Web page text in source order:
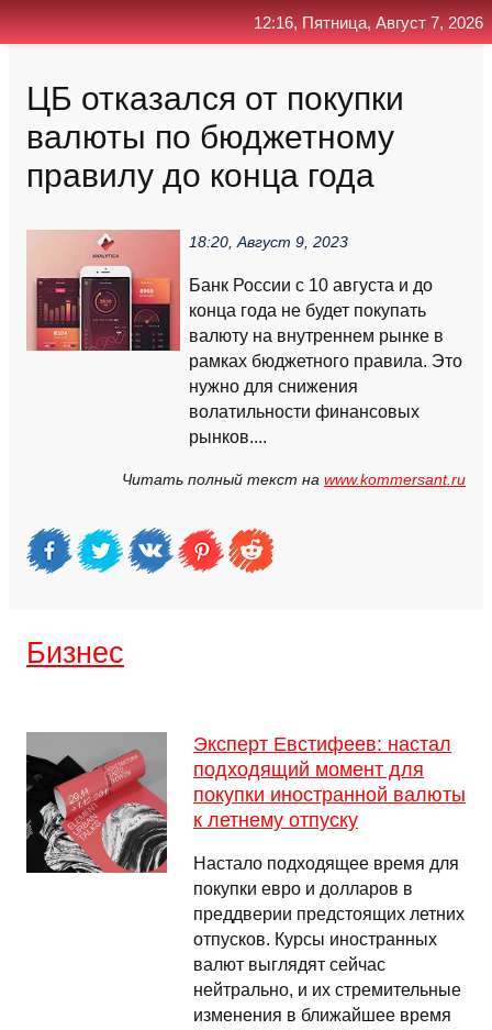
ЦБ отказался от покупки
валюты по бюджетному
правилу до конца года
18:20, Август 9, 2023
Банк России с 10 августа и до
конца года не будет покупать
валюту на внутреннем рынке в
рамках бюджетного правила. Это
нужно для снижения
волатильности финансовых
рынков....
Читать полный текст на www.kommersant.ru
Бизнес
Эксперт Евстифеев: настал
подходящий момент для
покупки иностранной валюты
к летнему отпуску
Настало подходящее время для
покупки евро и долларов в
преддверии предстоящих летних
отпусков. Курсы иностранных
валют выглядят сейчас
нейтрально, и их стремительные
изменения в ближайшее время
12:16, Пятница, Август 7, 2026